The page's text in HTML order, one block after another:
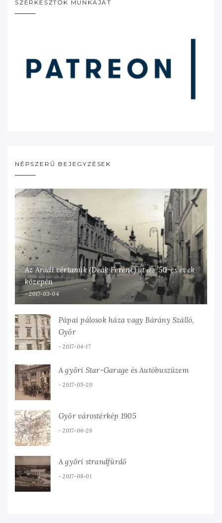
SZERKESZTŐK MUNKÁJÁT
NÉPSZERŰ BEJEGYZÉSEK
Az Aradi vértanúk (Deák Ferenc) út az ’50-es évek
közepén
2017-03-04
Pápai pálosok háza vagy Bárány Szálló,
Győr
2017-04-17
A győri Star-Garage és Autóbuszüzem
2017-05-20
Győr várostérkép 1905
2017-06-26
A győri strandfürdő
2017-08-01